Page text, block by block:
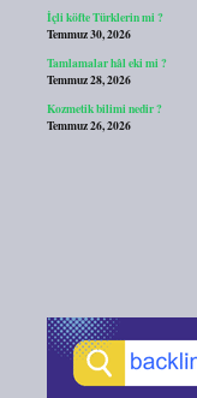
İçli köfte Türklerin mi ?
Temmuz 30, 2026
Tamlamalar hâl eki mi ?
Temmuz 28, 2026
Kozmetik bilimi nedir ?
Temmuz 26, 2026